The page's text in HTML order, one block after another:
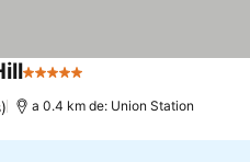
5 Estrellas
a 0.4 km de: Union Station